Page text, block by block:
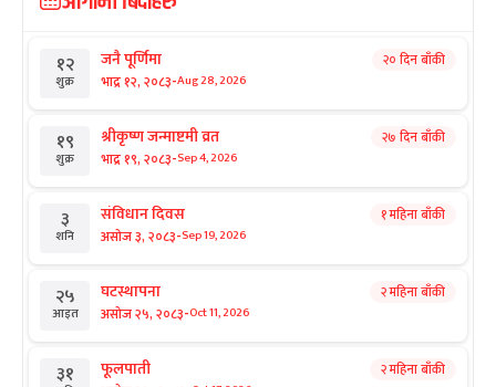
१२
शुक्र
जनै पूर्णिमा
भाद्र १२, २०८३-Aug 28, 2026
२० दिन बाँकी
१९
शुक्र
श्रीकृष्ण जन्माष्टमी व्रत
भाद्र १९, २०८३-Sep 4, 2026
२७ दिन बाँकी
३
शनि
संविधान दिवस
असोज ३, २०८३-Sep 19, 2026
१ महिना बाँकी
२५
आइत
घटस्थापना
असोज २५, २०८३-Oct 11, 2026
२ महिना बाँकी
३१ फूलपाती २ महिना बाँकी